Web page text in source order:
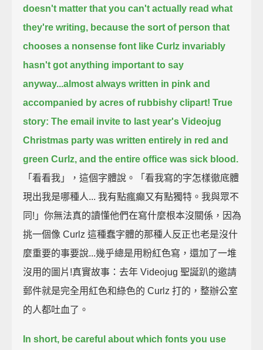
doesn't matter that you can't actually read what
they're writing, because the sort of person that
chooses a nonsense font like Curlz invariably
hasn't got anything important to say
anyway...almost always written in pink and
accompanied by acres of rubbishy clipart! True
story: The email invite to last year's Videojug
Christmas party was written entirely in red and
green Curlz, and the entire office was sick blood.
「看看我」，這個字體說。「看我寫的字怎樣徹底體
現出我是哪種人... 我有點瘋癲又有點獨特。我與眾不
同!」你無法真的讀懂他們在寫什麼根本沒關係，因為
挑一個像 Curlz 這種蠢字體的那種人反正也老是沒什
麼重要的事要說...幾乎總是用粉紅色寫，還加了一堆
沒用的圖片!真實故事：去年 Videojug 聖誕趴的邀請
郵件就是完全用紅色和綠色的 Curlz 打的，整辦公室
的人都吐血了。
In short, be careful about which fonts you use